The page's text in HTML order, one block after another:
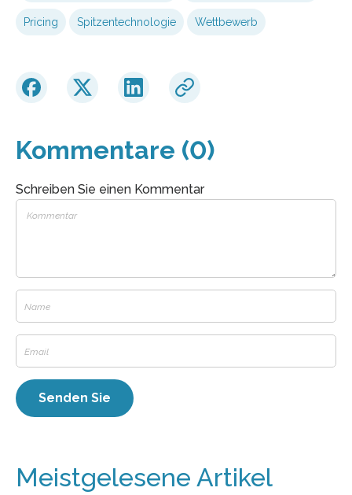
Pricing Spitzentechnologie Wettbewerb
Kommentare (0)
Schreiben Sie einen Kommentar
Meistgelesene Artikel